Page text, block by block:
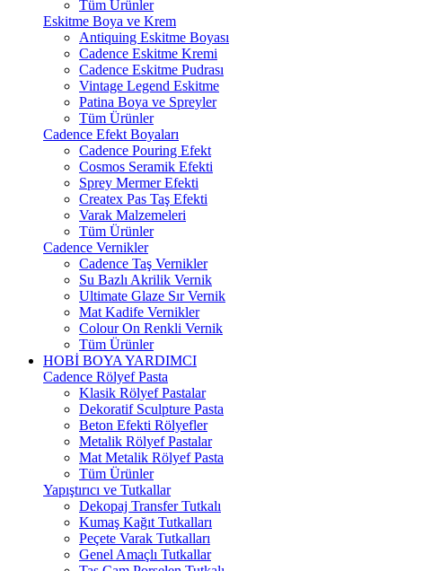
Tüm Ürünler
Eskitme Boya ve Krem
Antiquing Eskitme Boyası
Cadence Eskitme Kremi
Cadence Eskitme Pudrası
Vintage Legend Eskitme
Patina Boya ve Spreyler
Tüm Ürünler
Cadence Efekt Boyaları
Cadence Pouring Efekt
Cosmos Seramik Efekti
Sprey Mermer Efekti
Createx Pas Taş Efekti
Varak Malzemeleri
Tüm Ürünler
Cadence Vernikler
Cadence Taş Vernikler
Su Bazlı Akrilik Vernik
Ultimate Glaze Sır Vernik
Mat Kadife Vernikler
Colour On Renkli Vernik
Tüm Ürünler
HOBİ BOYA YARDIMCI
Cadence Rölyef Pasta
Klasik Rölyef Pastalar
Dekoratif Sculpture Pasta
Beton Efekti Rölyefler
Metalik Rölyef Pastalar
Mat Metalik Rölyef Pasta
Tüm Ürünler
Yapıştırıcı ve Tutkallar
Dekopaj Transfer Tutkalı
Kumaş Kağıt Tutkalları
Peçete Varak Tutkalları
Genel Amaçlı Tutkallar